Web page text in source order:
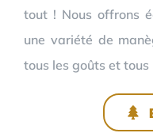
tout ! Nous offrons
une variété de
tous les goûts et tous